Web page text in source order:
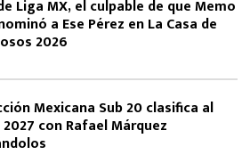
Liga MX, el culpable de que Memo
a Ese Pérez en La Casa de
2026
Mexicana Sub 20 clasifica al
con Rafael Márquez